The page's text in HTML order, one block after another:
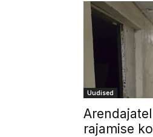
Uudised
rajamise